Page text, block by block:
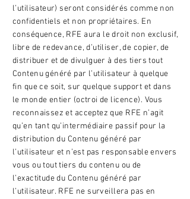
l’utilisateur) seront considérés comme non
confidentiels et non propriétaires. En
conséquence, RFE aura le droit non exclusif,
libre de redevance, d’utiliser, de copier, de
distribuer et de divulguer à des tiers tout
Contenu généré par l’utilisateur à quelque
fin que ce soit, sur quelque support et dans
le monde entier (octroi de licence). Vous
reconnaissez et acceptez que RFE n’agit
qu’en tant qu’intermédiaire passif pour la
distribution du Contenu généré par
l’utilisateur et n’est pas responsable envers
vous ou tout tiers du contenu ou de
l’exactitude du Contenu généré par
l’utilisateur. RFE ne surveillera pas en